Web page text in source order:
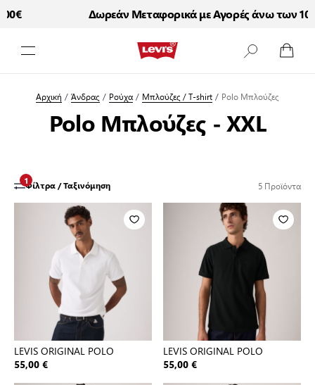
Δωρεάν Μεταφορικά με Αγορές άνω των 100€
Αρχική /Άνδρας / Ρούχα/ Μπλούζες / T-shirt/ Polo Μπλούζες
Polo Μπλούζες - XXL
Φίλτρα / Ταξινόμηση
1 5Προϊόντα
LEVIS ORIGINAL POLO
55,00 €
LEVIS ORIGINAL POLO
55,00 €